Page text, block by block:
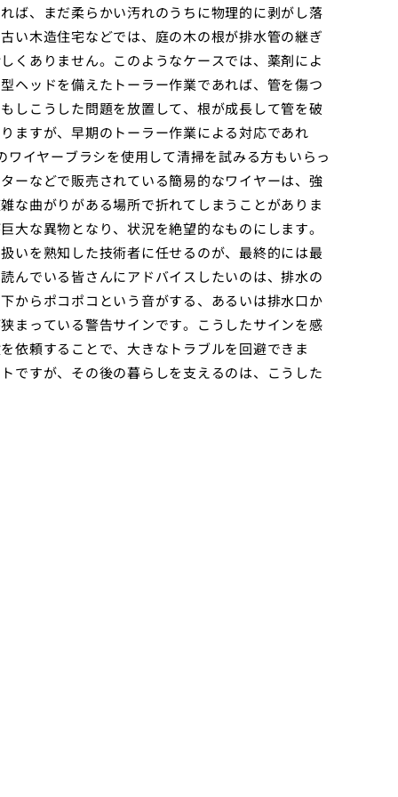
ば、まだ柔らかい汚れのうちに物理的に剥がし落
い木造住宅などでは、庭の木の根が排水管の継ぎ
くありません。このようなケースでは、薬剤によ
ヘッドを備えたトーラー作業であれば、管を傷つ
しこうした問題を放置して、根が成長して管を破
ますが、早期のトーラー作業による対応であれ
イヤーブラシを使用して清掃を試みる方もいらっ
ーなどで販売されている簡易的なワイヤーは、強
な曲がりがある場所で折れてしまうことがありま
な異物となり、状況を絶望的なものにします。
いを熟知した技術者に任せるのが、最終的には最
んでいる皆さんにアドバイスしたいのは、排水の
からポコポコという音がする、あるいは排水口か
まっている警告サインです。こうしたサインを感
依頼することで、大きなトラブルを回避できま
ですが、その後の暮らしを支えるのは、こうした